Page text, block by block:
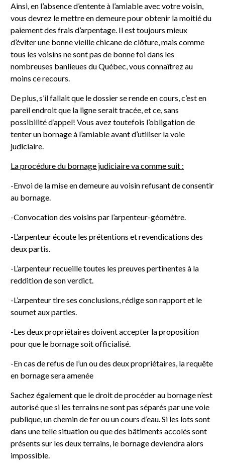
Ainsi, en l’absence d’entente à l’amiable avec votre voisin,
vous devrez le mettre en demeure pour obtenir la moitié du
paiement des frais d’arpentage. Il est toujours mieux
d’éviter une bonne vieille chicane de clôture, mais comme
tous les voisins ne sont pas de bonne foi dans les
nombreuses banlieues du Québec, vous connaîtrez au
moins ce recours.
De plus, s’il fallait que le dossier se rende en cours, c’est en
pareil endroit que la ligne serait tracée, et ce, sans
possibilité d’appel! Vous avez toutefois l’obligation de
tenter un bornage à l’amiable avant d’utiliser la voie
judiciaire.
La procédure du bornage judiciaire va comme suit :
-Envoi de la mise en demeure au voisin refusant de consentir
au bornage.
-Convocation des voisins par l’arpenteur-géomètre.
-L’arpenteur écoute les prétentions et revendications des
deux partis.
-L’arpenteur recueille toutes les preuves pertinentes à la
reddition de son verdict.
-L’arpenteur tire ses conclusions, rédige son rapport et le
soumet aux parties.
-Les deux propriétaires doivent accepter la proposition
pour que le bornage soit officialisé.
-En cas de refus de l’un ou des deux propriétaires, la requête
en bornage sera amenée
Sachez également que le droit de procéder au bornage n’est
autorisé que si les terrains ne sont pas séparés par une voie
publique, un chemin de fer ou un cours d’eau. Si les lots sont
dans une telle situation ou que des bâtiments accolés sont
présents sur les deux terrains, le bornage deviendra alors
impossible.